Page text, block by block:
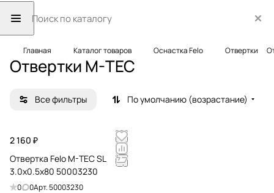
Главная Каталог товаров Оснастка Felo Отвертки
Отвертки M-TEC
Все фильтры По умолчанию (возрастание)
2 160 ₽
Отвертка Felo M-TEC SL
3.0x0.5x80 50003230
0 0Арт.50003230